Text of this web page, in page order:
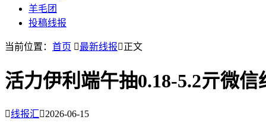
羊毛团
投稿线报
当前位置： 首页 最新线报正文
活力伊利端午抽0.18-5.2亓微信
线报汇2026-06-15